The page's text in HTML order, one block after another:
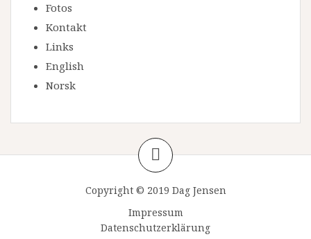
Fotos
Kontakt
Links
English
Norsk
Copyright © 2019 Dag Jensen
Impressum
Datenschutzerklärung